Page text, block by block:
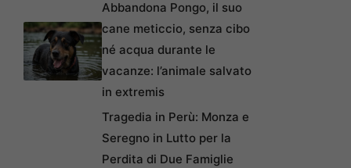
Abbandona Pongo, il suo
cane meticcio, senza cibo
né acqua durante le
vacanze: l’animale salvato
in extremis
Tragedia in Perù: Monza e
Seregno in Lutto per la
Perdita di Due Famiglie